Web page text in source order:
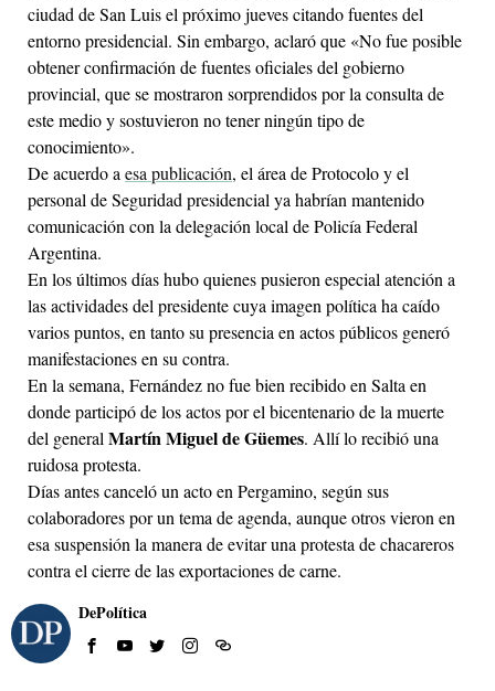
ciudad de San Luis el próximo jueves citando fuentes del
entorno presidencial. Sin embargo, aclaró que «No fue posible
obtener confirmación de fuentes oficiales del gobierno
provincial, que se mostraron sorprendidos por la consulta de
este medio y sostuvieron no tener ningún tipo de
conocimiento».
De acuerdo a esa publicación, el área de Protocolo y el
personal de Seguridad presidencial ya habrían mantenido
comunicación con la delegación local de Policía Federal
Argentina.
En los últimos días hubo quienes pusieron especial atención a
las actividades del presidente cuya imagen política ha caído
varios puntos, en tanto su presencia en actos públicos generó
manifestaciones en su contra.
En la semana, Fernández no fue bien recibido en Salta en
donde participó de los actos por el bicentenario de la muerte
del general Martín Miguel de Güemes. Allí lo recibió una
ruidosa protesta.
Días antes canceló un acto en Pergamino, según sus
colaboradores por un tema de agenda, aunque otros vieron en
esa suspensión la manera de evitar una protesta de chacareros
contra el cierre de las exportaciones de carne.
DePolítica